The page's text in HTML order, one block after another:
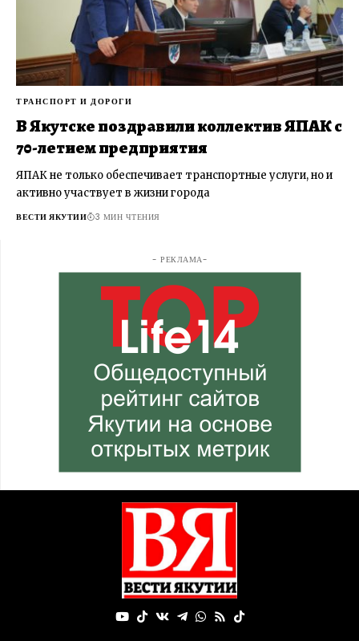
ТРАНСПОРТ И ДОРОГИ
В Якутске поздравили коллектив ЯПАК с
70-летием предприятия
ЯПАК не только обеспечивает транспортные услуги, но и
активно участвует в жизни города
ВЕСТИ ЯКУТИИ 3 МИН ЧТЕНИЯ
- РЕКЛАМА-